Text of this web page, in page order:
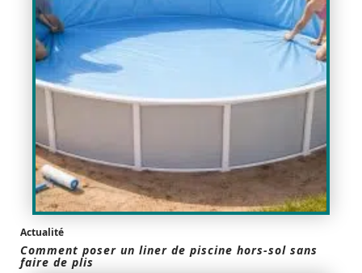
Actualité
Comment poser un liner de piscine hors-sol sans
faire de plis